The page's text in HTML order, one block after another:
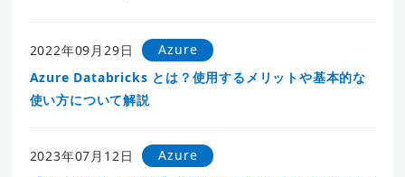
2022年09月29日
Azure
Azure Databricks とは？使用するメリットや基本的な
使い方について解説
2023年07月12日
Azure